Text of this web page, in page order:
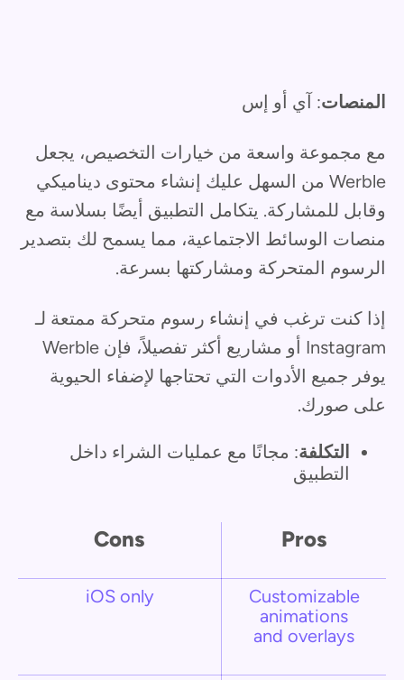
المنصات: آي أو إس
مع مجموعة واسعة من خيارات التخصيص، يجعل
Werble من السهل عليك إنشاء محتوى ديناميكي
وقابل للمشاركة. يتكامل التطبيق أيضًا بسلاسة مع
منصات الوسائط الاجتماعية، مما يسمح لك بتصدير
الرسوم المتحركة ومشاركتها بسرعة.
إذا كنت ترغب في إنشاء رسوم متحركة ممتعة لـ
Instagram أو مشاريع أكثر تفصيلاً، فإن Werble
يوفر جميع الأدوات التي تحتاجها لإضفاء الحيوية
على صورك.
التكلفة: مجانًا مع عمليات الشراء داخل
التطبيق
Pros
Cons
Customizable
animations
and overlays
iOS only